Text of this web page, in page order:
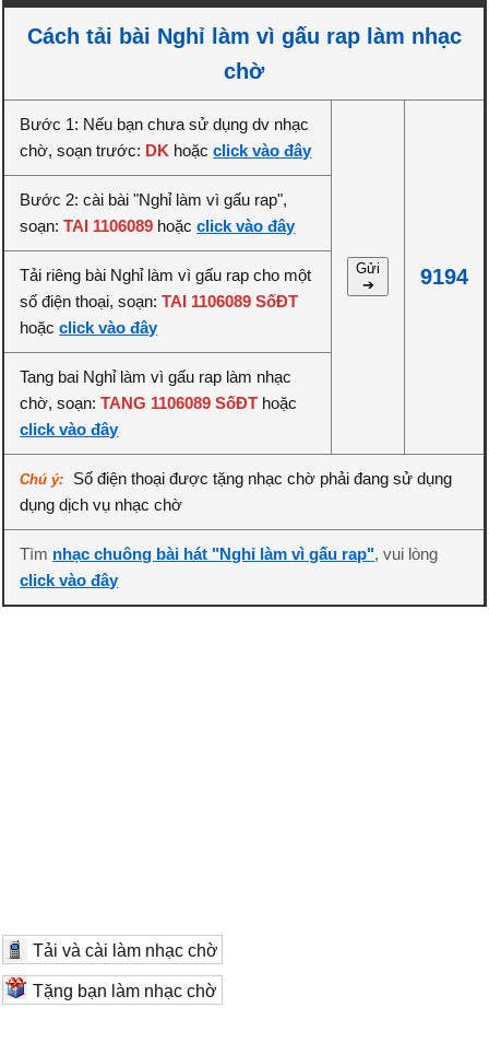
Cách tải bài Nghỉ làm vì gấu rap làm nhạc
chờ
Bước 1: Nếu bạn chưa sử dụng dv nhạc
chờ, soạn trước: DK hoặcclick vào đây
Gửi
➔
9194
Bước 2: cài bài "Nghỉ làm vì gấu rap",
soạn:TAI 1106089 hoặcclick vào đây
Tải riêng bài Nghỉ làm vì gấu rap cho một
số điện thoại, soạn:TAI 1106089 SốĐT
hoặcclick vào đây
Tang bai Nghỉ làm vì gấu rap làm nhạc
chờ, soạn:TANG 1106089 SốĐT hoặc
click vào đây
Chú ý:
Số điện thoại được tặng nhạc chờ phải đang sử dụng
dụng dịch vụ nhạc chờ
Tìm nhạc chuông bài hát "Nghỉ làm vì gấu rap", vui lòng
click vào đây
Tải và cài làm nhạc chờ
Tặng bạn làm nhạc chờ